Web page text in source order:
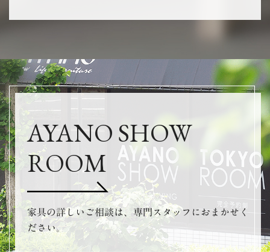
AYANO SHOW
ROOM
家具の詳しいご相談は、専門スタッフにおまかせく
ださい。